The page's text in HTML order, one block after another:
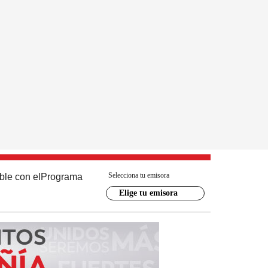
con el Programa Selecciona tu emisora
Elige tu emisora